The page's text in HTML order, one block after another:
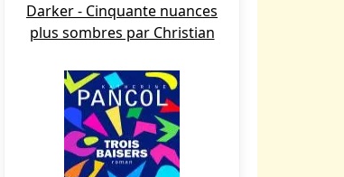
Darker - Cinquante nuances
plus sombres par Christian